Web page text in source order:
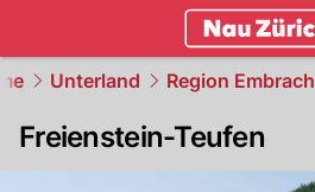
Unterland Region Embrach
Freienstein-Teufen